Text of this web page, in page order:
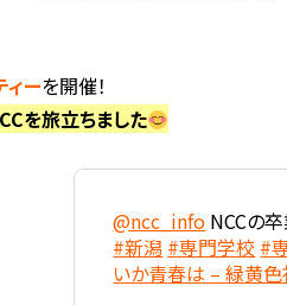
ーを開催！
を旅立ちました
@ncc_info NCCの
#新潟 #専門学校 #
いか青春は – 緑黄